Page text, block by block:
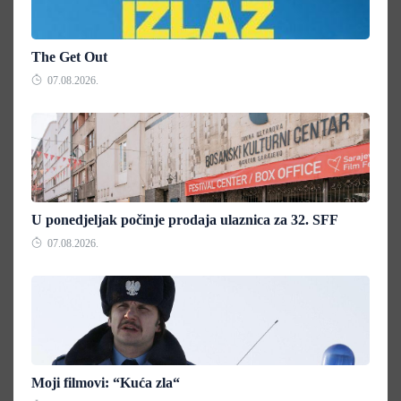
The Get Out
07.08.2026.
U ponedjeljak počinje prodaja ulaznica za 32. SFF
07.08.2026.
Moji filmovi: “Kuća zla“